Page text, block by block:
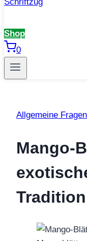
Shop
0
Allgemeine
Mango-
Tradition